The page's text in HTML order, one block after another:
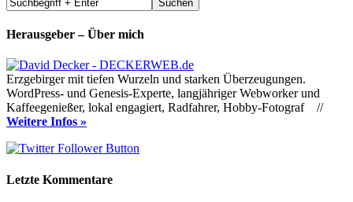
Herausgeber – Über mich
Erzgebirger mit tiefen Wurzeln und starken Überzeugungen.
WordPress- und Genesis-Experte, langjähriger Webworker und
Kaffeegenießer, lokal engagiert, Radfahrer, Hobby-Fotograf //
Weitere Infos »
Letzte Kommentare